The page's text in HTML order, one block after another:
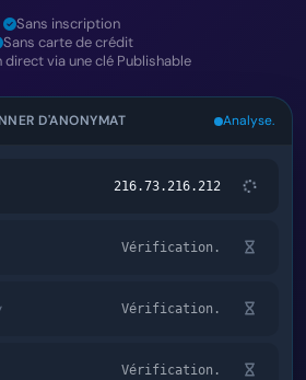
Sans inscription
Sans carte de crédit
direct via une clé Publishable
D'ANONYMAT Analyse.
216.73.216.212
Vérification.
Vérification.
Vérification.